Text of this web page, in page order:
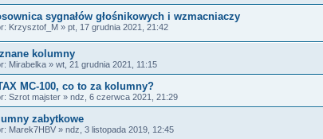
sygnałów głośnikowych i wzmacniaczy
Krzysztof_M » pt, 17 grudnia 2021, 21:42
kolumny
Mirabelka » wt, 21 grudnia 2021, 11:15
MC-100, co to za kolumny?
Szrot majster » ndz, 6 czerwca 2021, 21:29
zabytkowe
Marek7HBV » ndz, 3 listopada 2019, 12:45